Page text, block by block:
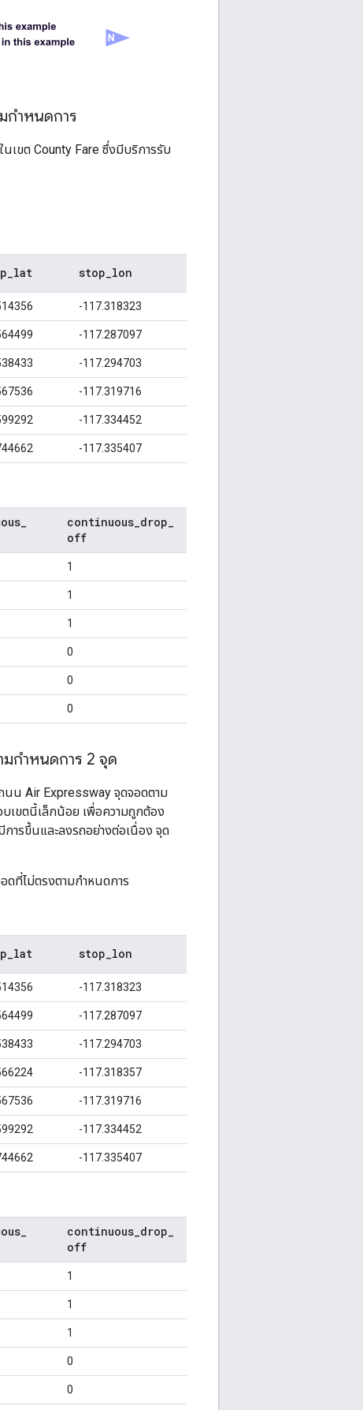
กำหนดการ
นเขต County Fare ซึ่งมีบริการรับ
lat stop lon
-117.318323
-117.287097
-117.294703
-117.319716
-117.334452
-117.335407
continuous drop
off
1
1
1
0
0
0
มกำหนดการ 2 จุด
นน Air Expressway จุดจอดตาม
เขตนี้เล็กน้อย เพื่อความถูกต้อง
ารขึ้นและลงรถอย่างต่อเนื่อง จุด
อดที่ไม่ตรงตามกำหนดการ
lat stop lon
-117.318323
-117.287097
-117.294703
-117.318357
-117.319716
-117.334452
-117.335407
continuous drop
off
1
1
1
0
0